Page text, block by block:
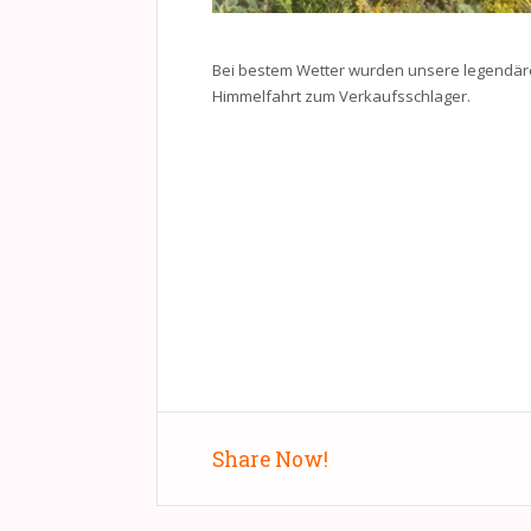
Bei bestem Wetter wurden unsere
Himmelfahrt zum Verkaufsschlager.
Share Now!